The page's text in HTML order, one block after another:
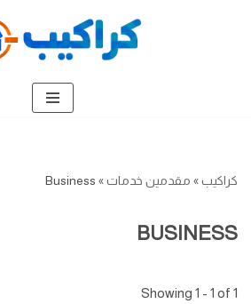
كراكيب» مقدمين خدمات»
Business
BUSINESS
Showing 1 - 1 of 1